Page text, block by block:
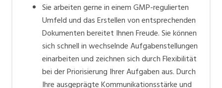
Sie arbeiten gerne in einem GMP-regulierten
Umfeld und das Erstellen von entsprechenden
Dokumenten bereitet Ihnen Freude. Sie können
sich schnell in wechselnde Aufgabenstellungen
einarbeiten und zeichnen sich durch Flexibilität
bei der Priorisierung Ihrer Aufgaben aus. Durch
Ihre ausgeprägte Kommunikationsstärke und